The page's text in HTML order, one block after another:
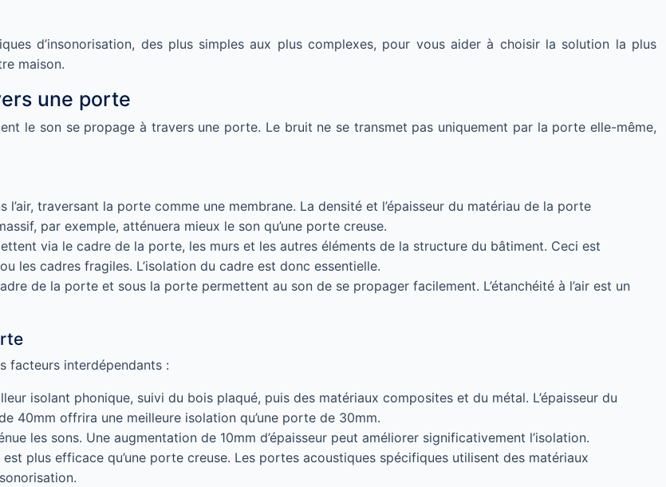
d’insonorisation, des plus simples aux plus complexes, pour vous aider à choisir la solution la plus
maison.
une porte
le son se propage à travers une porte. Le bruit ne se transmet pas uniquement par la porte elle-même,
l’air, traversant la porte comme une membrane. La densité et l’épaisseur du matériau de la porte
par exemple, atténuera mieux le son qu’une porte creuse.
via le cadre de la porte, les murs et les autres éléments de la structure du bâtiment. Ceci est
les cadres fragiles. L’isolation du cadre est donc essentielle.
de la porte et sous la porte permettent au son de se propager facilement. L’étanchéité à l’air est un
facteurs interdépendants :
isolant phonique, suivi du bois plaqué, puis des matériaux composites et du métal. L’épaisseur du
40mm offrira une meilleure isolation qu’une porte de 30mm.
les sons. Une augmentation de 10mm d’épaisseur peut améliorer significativement l’isolation.
plus efficace qu’une porte creuse. Les portes acoustiques spécifiques utilisent des matériaux